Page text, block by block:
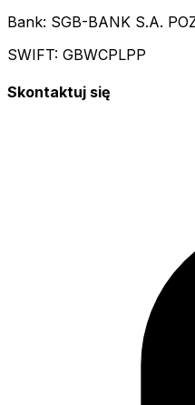
Bank: SGB-BANK S.A.
SWIFT: GBWCPLPP
Skontaktuj się